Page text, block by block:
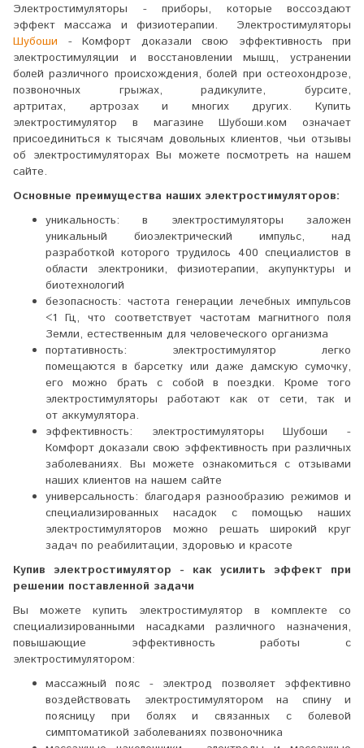
Электростимуляторы - приборы, которые воссоздают
эффект массажа и физиотерапии. Электростимуляторы
Шубоши - Комфорт доказали свою эффективность при
электростимуляции и восстановлении мышц, устранении
болей различного происхождения, болей при остеохондрозе,
позвоночных грыжах, радикулите, бурсите,
артритах, артрозах и многих других. Купить
электростимулятор в магазине Шубоши.ком означает
присоединиться к тысячам довольных клиентов, чьи отзывы
об электростимуляторах Вы можете посмотреть на нашем
сайте.
Основные преимущества наших электростимуляторов:
уникальность: в электростимуляторы заложен
уникальный биоэлектрический импульс, над
разработкой которого трудилось 400 специалистов в
области электроники, физиотерапии, акупунктуры и
биотехнологий
безопасность: частота генерации лечебных импульсов
<1 Гц, что соответствует частотам магнитного поля
Земли, естественным для человеческого организма
портативность: электростимулятор легко
помещаются в барсетку или даже дамскую сумочку,
его можно брать с собой в поездки. Кроме того
электростимуляторы работают как от сети, так и
от аккумулятора.
эффективность: электростимуляторы Шубоши -
Комфорт доказали свою эффективность при различных
заболеваниях. Вы можете ознакомиться с отзывами
наших клиентов на нашем сайте
универсальность: благодаря разнообразию режимов и
специализированных насадок с помощью наших
электростимуляторов можно решать широкий круг
задач по реабилитации, здоровью и красоте
Купив электростимулятор - как усилить эффект при
решении поставленной задачи
Вы можете купить электростимулятор в комплекте со
специализированными насадками различного назначения,
повышающие эффективность работы с
электростимулятором:
массажный пояс - электрод позволяет эффективно
воздействовать электростимулятором на спину и
поясницу при болях и связанных с болевой
симптоматикой заболеваниях позвоночника